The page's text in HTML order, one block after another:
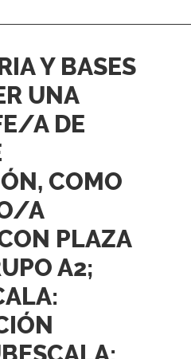
Y BASES
UNA
A DE
COMO
A
PLAZA
A2;